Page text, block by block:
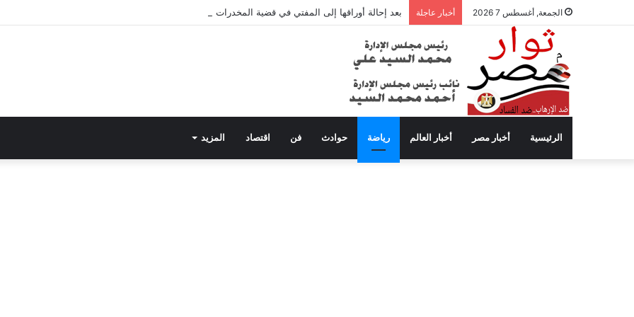
الجمعة, أغسطس 7 2026 أخبار عاجلة بعد إحالة أوراقها إلى المفتي في قضية المخدرات الكبرى.. من هي سارة خليفة؟
الرئيسية أخبار مصر أخبار العالم رياضة حوادث فن اقتصاد المزيد